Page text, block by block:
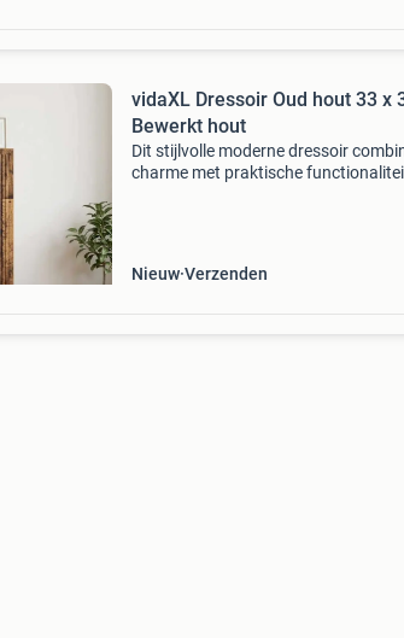
vidaXL Dressoir Oud hout 33 x
Bewerkt hout
Dit stijlvolle moderne dressoir
charme met praktische
Nieuw Verzenden